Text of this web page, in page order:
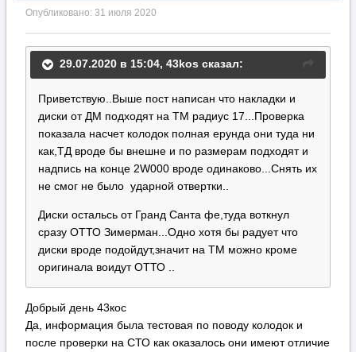
Опубликовано: 31 июля 2020
29.07.2020 в 15:04, 43kos сказал:
Приветствую..Выше пост написан что накладки и
диски от ДМ подходят на ТМ радиус 17...Проверка
показала насчет колодок полная ерунда они туда ни
как,ТД вроде бы внешне и по размерам подходят и
надпись на конце 2W000 вроде одинаково...Снять их
не смог не было ударной отвертки..
Диски остальсь от Гранд Санта фе,туда воткнул
сразу ОТТО Зимерман...Одно хотя бы радует что
диски вроде подойдут,значит на ТМ можно кроме
оригинала воидут ОТТО ..
Добрый день 43кос
Да, информация была тестовая по поводу колодок и
после проверки на СТО как оказалось они имеют отличие